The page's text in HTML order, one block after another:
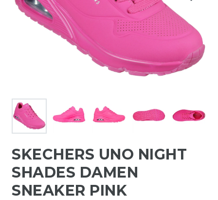
SKECHERS UNO NIGHT
SHADES DAMEN
SNEAKER PINK